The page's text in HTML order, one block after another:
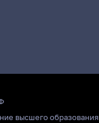
высшего образования